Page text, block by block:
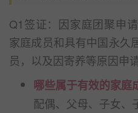
Q1签证：因家庭团聚申
家庭成员和具有中国永久
员，以及因寄养等原因申
哪些属于有效的家庭
配偶、父母、子女、